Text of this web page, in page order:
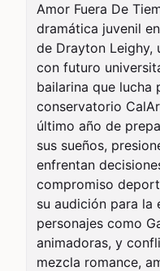
Amor Fuera De
dramática juvenil
de Drayton Leighy,
con futuro
bailarina que lucha
conservatorio
último año de
sus sueños,
enfrentan
compromiso
su audición para la
personajes como
animadoras, y
mezcla romance,